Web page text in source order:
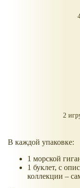
2
В каждой упаковке:
1 морской
1 буклет, с
коллекции –